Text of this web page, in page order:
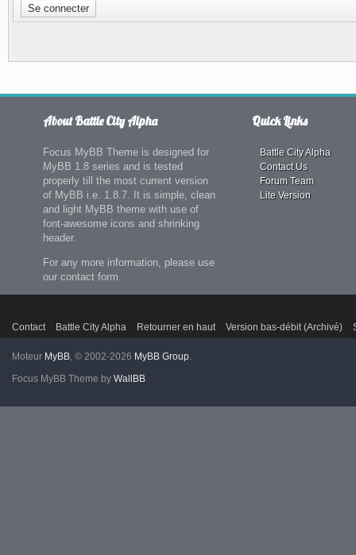
About Battle City Alpha
Focus MyBB Theme is designed for
MyBB 1.8 series and is tested
properly till the most current version
of MyBB i.e. 1.8.7. It is simple, clean
and light MyBB theme with use of
font-awesome icons and shrinking
header.
For any more information, please use
our contact form.
Quick Links
Battle City Alpha
Contact Us
Forum Team
Lite Version
Contact Battle City Alpha Retourner en haut Version bas-débit (Archivé)
Moteur MyBB, © 2002-2026 MyBB Group.
Focus MyBB Theme by WallBB